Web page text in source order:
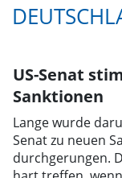
US-Senat
Sanktionen
Lange wurde
Senat zu neuen
durchgerungen.